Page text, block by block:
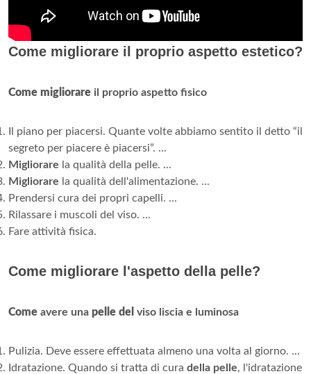
Come migliorare il proprio aspetto estetico?
Come migliorare il proprio aspetto fisico
Il piano per piacersi. Quante volte abbiamo sentito il detto “il
segreto per piacere è piacersi”. ...
Migliorare la qualità della pelle. ...
Migliorare la qualità dell'alimentazione. ...
Prendersi cura dei propri capelli. ...
Rilassare i muscoli del viso. ...
Fare attività fisica.
Come migliorare l'aspetto della pelle?
Come avere una pelle del viso liscia e luminosa
Pulizia. Deve essere effettuata almeno una volta al giorno. ...
Idratazione. Quando si tratta di cura della pelle, l'idratazione